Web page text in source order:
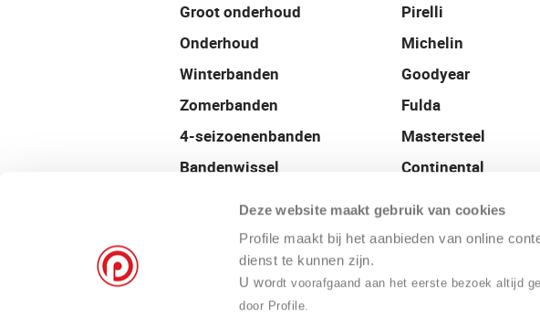
Deze website maakt gebruik van cookies
Profile maakt bij het aanbieden van online
dienst te kunnen zijn.
U wordt voorafgaand aan het eerste bezoek altijd
door Profile.
Groot onderhoud
Onderhoud
Winterbanden
Zomerbanden
4-seizoenenbanden
Bandenwissel
Balanceren
Airco onderhoud
Pirelli
Michelin
Goodyear
Fulda
Mastersteel
Continental